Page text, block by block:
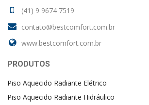
(41) 9 9674 7519
contato@bestcomfort.com.br
www.bestcomfort.com.br
PRODUTOS
Piso Aquecido Radiante Elétrico
Piso Aquecido Radiante Hidráulico